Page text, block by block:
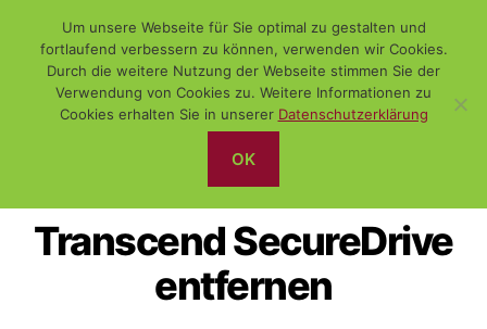
WiSch
Kategorien
ADMINISTRATION SONSTIGES
Transcend SecureDrive
entfernen
Um unsere Webseite für Sie optimal zu gestalten und
fortlaufend verbessern zu können, verwenden wir Cookies.
Durch die weitere Nutzung der Webseite stimmen Sie der
Verwendung von Cookies zu. Weitere Informationen zu
Cookies erhalten Sie in unserer Datenschutzerklärung
OK